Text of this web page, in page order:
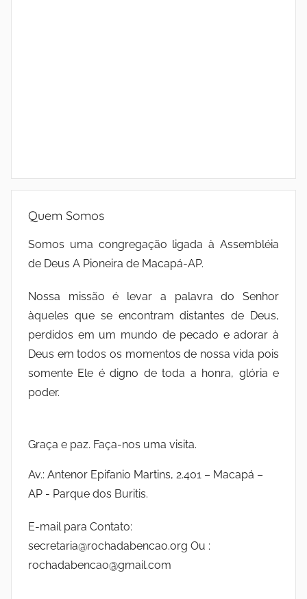
Quem Somos
Somos uma congregação ligada à Assembléia
de Deus A Pioneira de Macapá-AP.
Nossa missão é levar a palavra do Senhor
àqueles que se encontram distantes de Deus,
perdidos em um mundo de pecado e adorar à
Deus em todos os momentos de nossa vida pois
somente Ele é digno de toda a honra, glória e
poder.
Graça e paz. Faça-nos uma visita.
Av.: Antenor Epifanio Martins, 2.401 – Macapá –
AP - Parque dos Buritis.
E-mail para Contato:
secretaria@rochadabencao.org Ou :
rochadabencao@gmail.com